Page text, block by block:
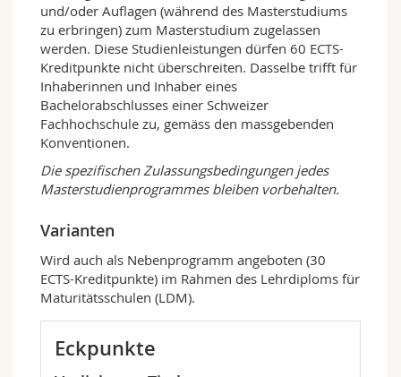
Studienprogramm problemlos absolvieren. Der
Master setzt sich aus insgesamt zwölf
Unterrichtseinheiten und der von einer
Professorin oder einem Professor betreuten
Masterarbeit zusammen. Die Studierenden
haben zudem die Möglichkeit, sich auf ein
bestimmtes Fachgebiet zu spezialisieren oder
das Masterstudium durch ein Nebenprogramm
zu ergänzen. Die Regelstudienzeit beträgt drei
Semester (Vollzeit); das Programm kann jedoch
auch in Teilzeit individuell absolviert werden.
Ausbildungsziele und Berufsperspektiven
verschiedenen Fachbereichen und den
wissenschaftlich fundierten, aber praktisch
orientierten Ansatz eignet sich der Studiengang
Swiss Joint Master of Science in Computer
Sciencedazu, die Studierenden auf den
Arbeitsmarkt vorzubereiten, da qualifizierte
und/oder Auflagen (während des Masterstudiums
zu erbringen) zum Masterstudium zugelassen
werden. Diese Studienleistungen dürfen 60 ECTS-
Kreditpunkte nicht überschreiten. Dasselbe trifft für
Inhaberinnen und Inhaber eines
Bachelorabschlusses einer Schweizer
Fachhochschule zu, gemäss den massgebenden
Konventionen.
Die spezifischen Zulassungsbedingungen jedes
Masterstudienprogrammes bleiben vorbehalten.
Varianten
Wird auch als Nebenprogramm angeboten (30
ECTS-Kreditpunkte) im Rahmen des Lehrdiploms für
Maturitätsschulen (LDM).
Eckpunkte